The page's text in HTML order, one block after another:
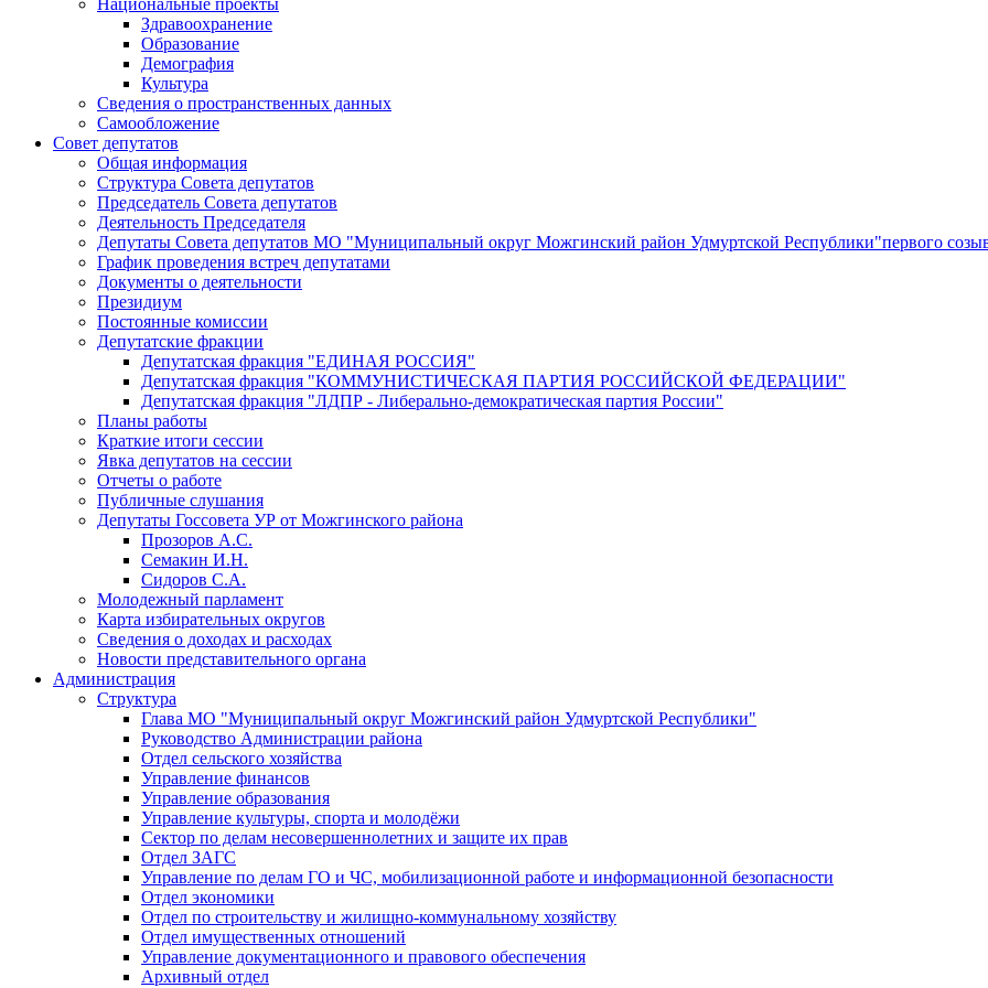
Здравоохранение
Образование
Демография
Культура
Сведения о пространственных данных
Самообложение
Совет депутатов
Общая информация
Структура Совета депутатов
Председатель Совета депутатов
Деятельность Председателя
Депутаты Совета депутатов МО "Муниципальный округ Можгинский район Удмуртской Республики"первого
График проведения встреч депутатами
Документы о деятельности
Президиум
Постоянные комиссии
Депутатские фракции
Депутатская фракция "ЕДИНАЯ РОССИЯ"
Депутатская фракция "КОММУНИСТИЧЕСКАЯ ПАРТИЯ РОССИЙСКОЙ ФЕДЕРАЦИИ"
Депутатская фракция "ЛДПР - Либерально-демократическая партия России"
Планы работы
Краткие итоги сессии
Явка депутатов на сессии
Отчеты о работе
Публичные слушания
Депутаты Госсовета УР от Можгинского района
Прозоров А.С.
Семакин И.Н.
Сидоров С.А.
Молодежный парламент
Карта избирательных округов
Сведения о доходах и расходах
Новости представительного органа
Администрация
Структура
Глава МО "Муниципальный округ Можгинский район Удмуртской Республики"
Руководство Администрации района
Отдел сельского хозяйства
Управление финансов
Управление образования
Управление культуры, спорта и молодёжи
Сектор по делам несовершеннолетних и защите их прав
Отдел ЗАГС
Управление по делам ГО и ЧС, мобилизационной работе и информационной безопасности
Отдел экономики
Отдел по строительству и жилищно-коммунальному хозяйству
Отдел имущественных отношений
Управление документационного и правового обеспечения
Архивный отдел